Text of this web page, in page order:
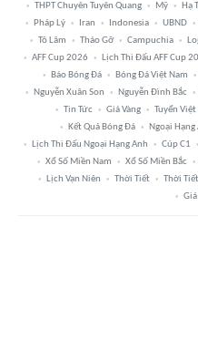
THPT Chuyên Tuyên Quang
Mỹ Hạ
Pháp Lý
Iran Indonesia UBND
Tô Lâm
Tháo Gỡ Campuchia
AFF Cup 2026
Lịch Thi Đấu AFF Cup
Báo Bóng Đá
Bóng Đá Việt Nam
Nguyễn Xuân Son
Nguyễn Đình Bắc
Tin Tức
Giá Vàng Tuyển Việt
Kết Quả Bóng Đá
Ngoại Hạng
Lịch Thi Đấu Ngoại Hạng Anh
Cúp C1
Xổ Số Miền Nam
Xổ Số Miền Bắc
Lịch Vạn Niên
Thời Tiết Thời